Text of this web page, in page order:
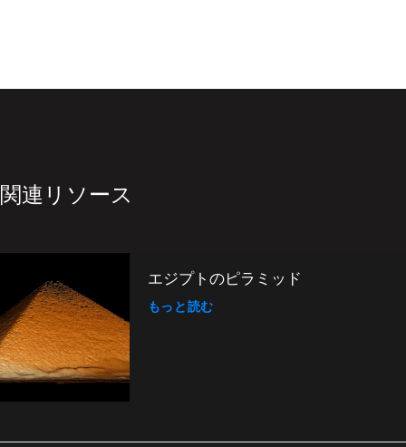
関連リソース
エジプトのピラミッド
もっと読む